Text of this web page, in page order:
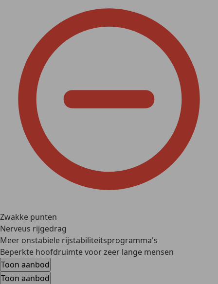
Zwakke punten
Nerveus rijgedrag
Meer onstabiele rijstabiliteitsprogramma's
Beperkte hoofdruimte voor zeer lange mensen
Toon aanbod
Toon aanbod